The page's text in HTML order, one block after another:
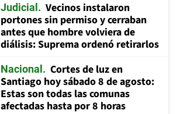
Judicial
Vecinos instalaron
portones sin permiso y cerraban
antes que hombre volviera de
diálisis: Suprema ordenó retirarlos
Nacional
Cortes de luz en
Santiago hoy sábado 8 de agosto:
Estas son todas las comunas
afectadas hasta por 8 horas